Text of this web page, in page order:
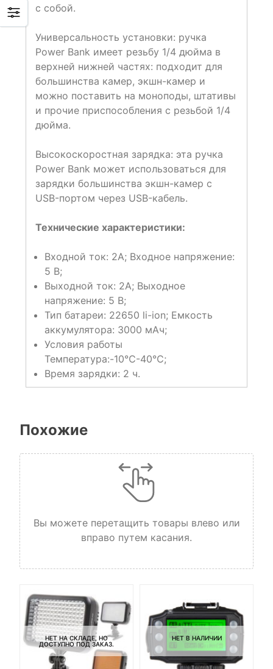
с собой.
Универсальность установки: ручка
Power Bank имеет резьбу 1/4 дюйма в
верхней нижней частях: подходит для
большинства камер, экшн-камер и
можно поставить на моноподы, штативы
и прочие приспособления с резьбой 1/4
дюйма.
Высокоскоростная зарядка: эта ручка
Power Bank может использоваться для
зарядки большинства экшн-камер с
USB-портом через USB-кабель.
Технические характеристики:
Входной ток: 2А; Входное напряжение:
5 В;
Выходной ток: 2А; Выходное
напряжение: 5 В;
Тип батареи: 22650 li-ion; Емкость
аккумулятора: 3000 мАч;
Условия работы
Температура:-10℃-40℃;
Время зарядки: 2 ч.
Похожие
Вы можете перетащить товары влево или
вправо путем касания.
НЕТ НА СКЛАДЕ, НО
ДОСТУПНО ПОД ЗАКАЗ.
НЕТ В НАЛИЧИИ